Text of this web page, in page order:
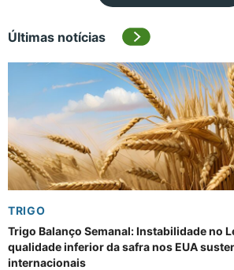
Últimas notícias
TRIGO
Trigo Balanço Semanal: Instabilidade no
qualidade inferior da safra nos EUA
internacionais